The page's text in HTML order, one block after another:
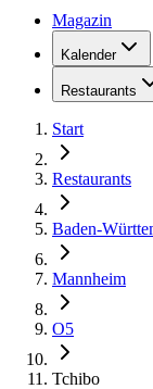
Magazin
Kalender
Restaurants
Start
Restaurants
Baden-
Mannheim
O5
Tchibo